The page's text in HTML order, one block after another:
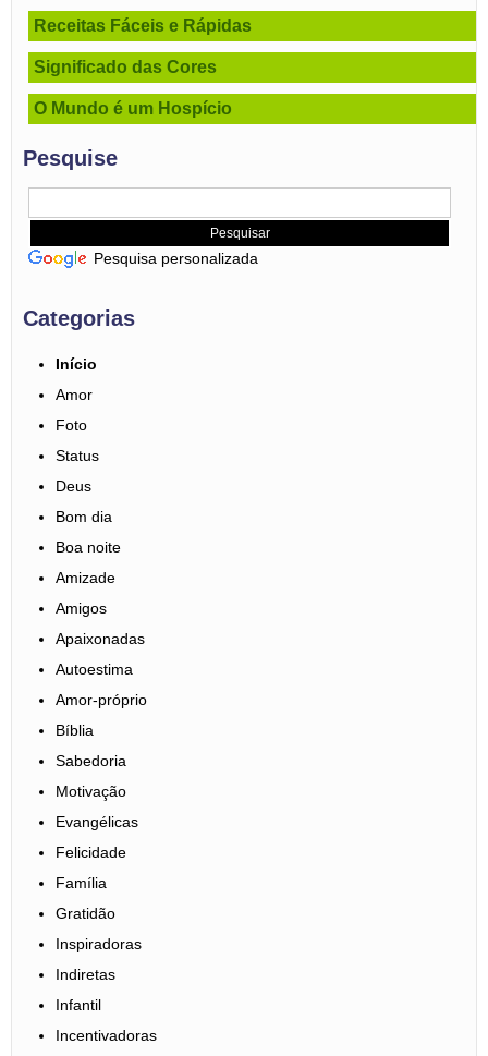
Receitas Fáceis e Rápidas
Significado das Cores
O Mundo é um Hospício
Pesquise
Pesquisa personalizada
Categorias
Início
Amor
Foto
Status
Deus
Bom dia
Boa noite
Amizade
Amigos
Apaixonadas
Autoestima
Amor-próprio
Bíblia
Sabedoria
Motivação
Evangélicas
Felicidade
Família
Gratidão
Inspiradoras
Indiretas
Infantil
Incentivadoras